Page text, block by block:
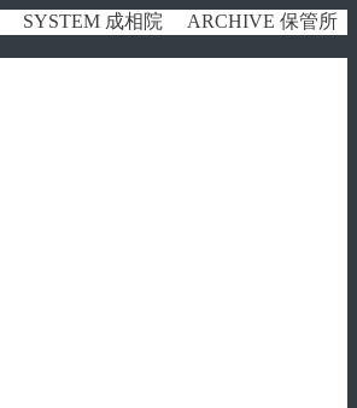
SYSTEM 成相院 ARCHIVE 保管所